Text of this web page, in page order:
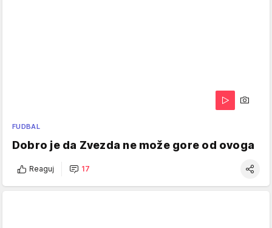
FUDBAL
Dobro je da Zvezda ne može gore od ovoga
Reaguj 17